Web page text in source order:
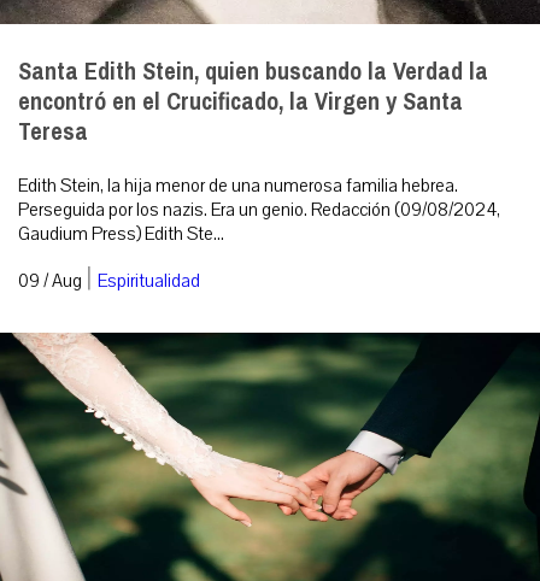
Santa Edith Stein, quien buscando la Verdad la
encontró en el Crucificado, la Virgen y Santa
Teresa
Edith Stein, la hija menor de una numerosa familia hebrea.
Perseguida por los nazis. Era un genio. Redacción (09/08/2024,
Gaudium Press) Edith Ste...
09 / Aug | Espiritualidad